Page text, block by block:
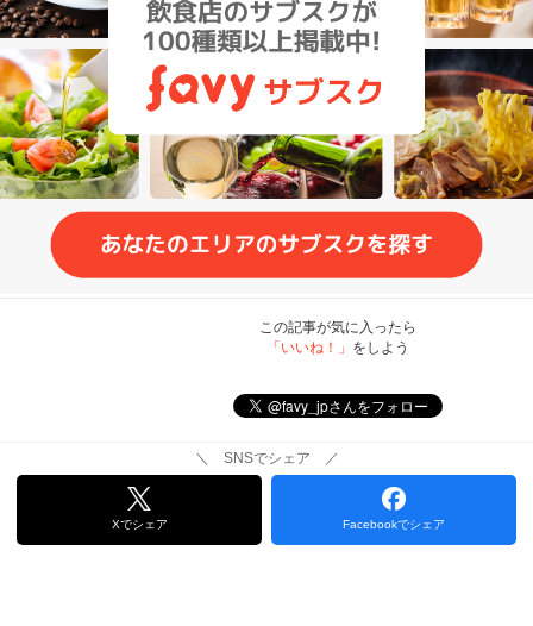
この記事が気に入ったら
「いいね！」 をしよう
＼ SNSでシェア ／
Xでシェア Facebookでシェア